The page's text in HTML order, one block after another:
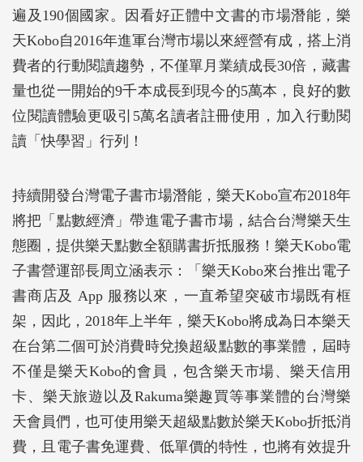
遍及190個國家。因看好正體中文書的市場潛能，樂
天Kobo自2016年進軍台灣市場以來經營有成，搭上消
費者的行動閱讀趨勢，不僅單月業績成長30倍，藏書
量也從一開始的9千本成長到現今的5萬本，良好的數
位閱讀體驗更吸引5萬名讀者註冊使用，加入行動閱
讀「快學習」行列！
持續開發台灣電子書市場潛能，樂天Kobo宣布2018年
將把「點數經濟」帶進電子書市場，結合台灣樂天生
態圈，提供樂天點數全額購書折抵服務！樂天Kobo電
子書營運部長周立涵表示：「樂天Kobo來台推出電子
書商店及 App 服務以來，一直希望突破市場既有框
架，因此，2018年上半年，樂天Kobo將成為日本樂天
在台第二個可於消費時兌換超級點數的事業體，屆時
不僅是樂天Kobo的會員，包含樂天市場、樂天信用
卡、樂天旅遊以及Rakuma樂趣買等事業體的台灣樂
天會員們，也可使用樂天超級點數於樂天Kobo折抵消
費，且電子書免運費、低單價的特性，也將有效提升